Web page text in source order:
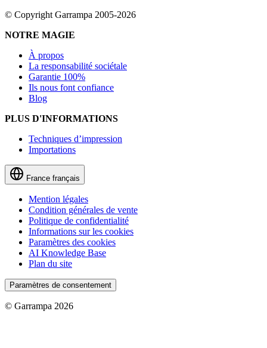
© Copyright Garrampa 2005-2026
NOTRE MAGIE
À propos
La responsabilité sociétale
Garantie 100%
Ils nous font confiance
Blog
PLUS D'INFORMATIONS
Techniques d’impression
Importations
France français
Mention légales
Condition générales de vente
Politique de confidentialité
Informations sur les cookies
Paramètres des cookies
AI Knowledge Base
Plan du site
Paramètres de consentement
© Garrampa 2026